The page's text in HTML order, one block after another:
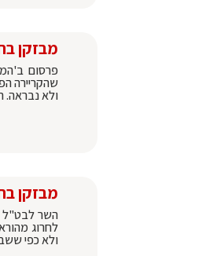
מבזקן
פרסום
שהקריירה
ולא
מבזקן
השר לבט"ל
לחרוג
ולא כפי